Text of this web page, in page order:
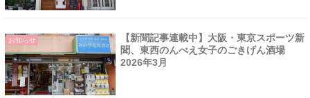
お知らせ
【新聞記事連載中】大阪・東京スポーツ新
聞、東西のんべえ女子のごきげん酒場
2026年3月